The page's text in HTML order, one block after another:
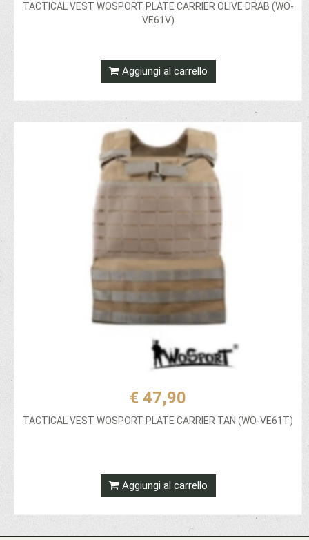
TACTICAL VEST WOSPORT PLATE CARRIER OLIVE DRAB (WO-
VE61V)
Aggiungi al carrello
€ 47,90
TACTICAL VEST WOSPORT PLATE CARRIER TAN (WO-VE61T)
Aggiungi al carrello